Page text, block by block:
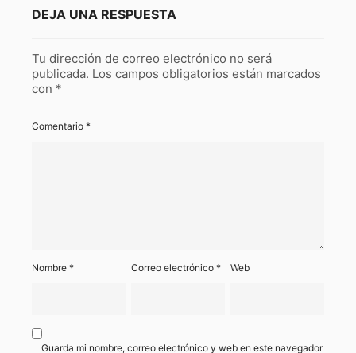
DEJA UNA RESPUESTA
Tu dirección de correo electrónico no será
publicada. Los campos obligatorios están marcados
con *
Comentario *
Nombre * Correo electrónico* Web
Guarda mi nombre, correo electrónico y web en este navegador